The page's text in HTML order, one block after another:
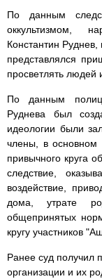
По данным
оккультизмом,
Константин
представлялся
просветлять людей
По данным
Руднева был
идеологии были
члены, в
привычного круга
следствие,
воздействие,
дома, утрате
общепринятых
кругу участников
Ранее суд получил
организации и их